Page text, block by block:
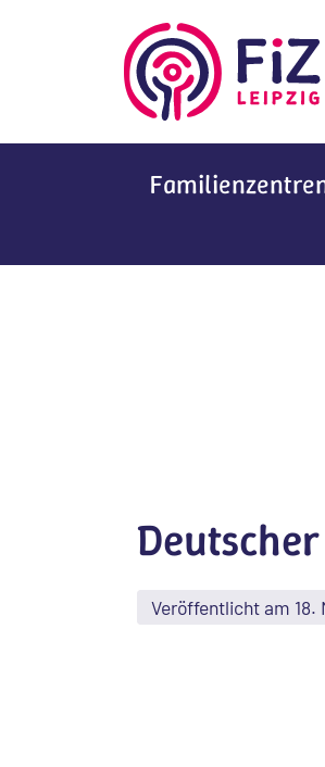
Veröffentlicht am 18.